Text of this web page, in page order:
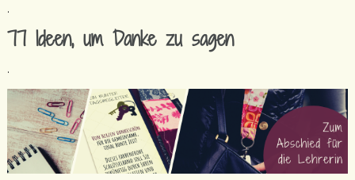
.
77 Ideen, um Danke zu sagen
.